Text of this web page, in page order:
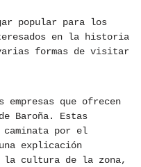
popular para los
en la historia
formas de visitar
empresas que ofrecen
Baroña. Estas
por el
explicación
cultura de la zona,